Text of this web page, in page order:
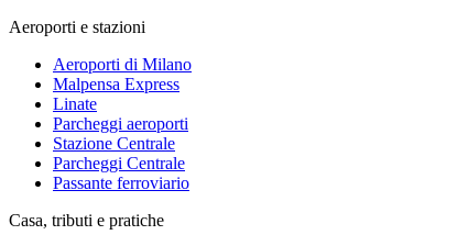
Aeroporti e stazioni
Aeroporti di Milano
Malpensa Express
Linate
Parcheggi aeroporti
Stazione Centrale
Parcheggi Centrale
Passante ferroviario
Casa, tributi e pratiche